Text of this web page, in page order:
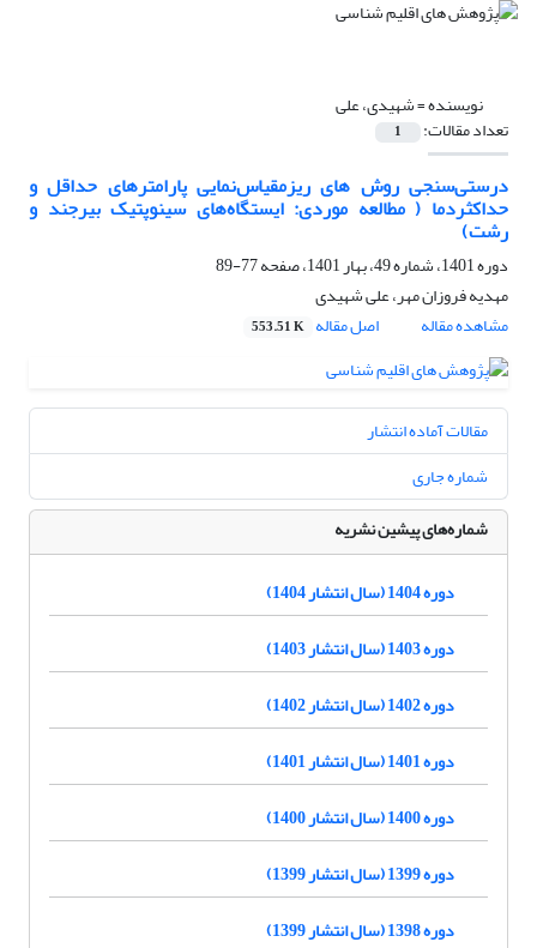
نویسنده =شهیدی، علی
تعداد مقالات: 1
درستی‌سنجی روش های ریزمقیاس‌نمایی پارامترهای حداقل و
حداکثردما ( مطالعه موردی: ایستگاه‌های سینوپتیک بیرجند و
رشت)
دوره 1401، شماره 49، بهار 1401، صفحه
77-89
مهدیه فروزان مهر، علی شهیدی
مشاهده مقاله
اصل مقاله 553.51 K
مقالات آماده انتشار
شماره جاری
شماره‌های پیشین نشریه
دوره 1404 (سال انتشار 1404)
دوره 1403 (سال انتشار 1403)
دوره 1402 (سال انتشار 1402)
دوره 1401 (سال انتشار 1401)
دوره 1400 (سال انتشار 1400)
دوره 1399 (سال انتشار 1399)
دوره 1398 (سال انتشار 1399)